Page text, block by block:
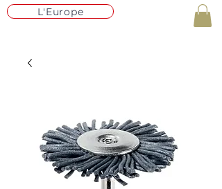
L'Europe